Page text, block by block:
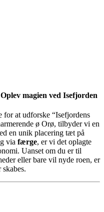
magien ved Isefjorden
at udforske “Isefjordens
ø Orø, tilbyder vi en
en unik placering tæt på
via færge, er vi det oplagte
Uanset om du er til
eller bare vil nyde roen, er